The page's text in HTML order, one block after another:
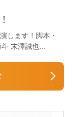
します！脚本・
末澤誠也...